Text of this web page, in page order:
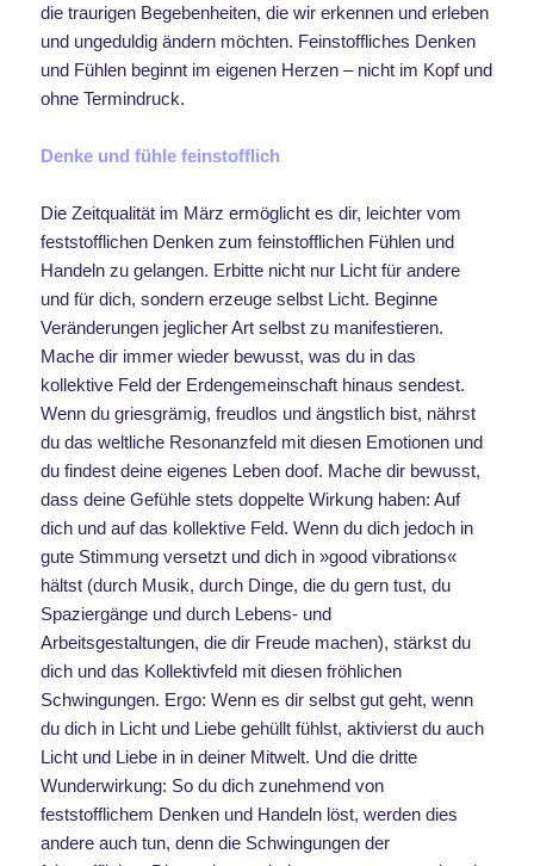
die traurigen Begebenheiten, die wir erkennen und erleben
und ungeduldig ändern möchten. Feinstoffliches Denken
und Fühlen beginnt im eigenen Herzen – nicht im Kopf und
ohne Termindruck.
Denke und fühle feinstofflich
Die Zeitqualität im März ermöglicht es dir, leichter vom
feststofflichen Denken zum feinstofflichen Fühlen und
Handeln zu gelangen. Erbitte nicht nur Licht für andere
und für dich, sondern erzeuge selbst Licht. Beginne
Veränderungen jeglicher Art selbst zu manifestieren.
Mache dir immer wieder bewusst, was du in das
kollektive Feld der Erdengemeinschaft hinaus sendest.
Wenn du griesgrämig, freudlos und ängstlich bist, nährst
du das weltliche Resonanzfeld mit diesen Emotionen und
du findest deine eigenes Leben doof. Mache dir bewusst,
dass deine Gefühle stets doppelte Wirkung haben: Auf
dich und auf das kollektive Feld. Wenn du dich jedoch in
gute Stimmung versetzt und dich in »good vibrations«
hältst (durch Musik, durch Dinge, die du gern tust, du
Spaziergänge und durch Lebens- und
Arbeitsgestaltungen, die dir Freude machen), stärkst du
dich und das Kollektivfeld mit diesen fröhlichen
Schwingungen. Ergo: Wenn es dir selbst gut geht, wenn
du dich in Licht und Liebe gehüllt fühlst, aktivierst du auch
Licht und Liebe in in deiner Mitwelt. Und die dritte
Wunderwirkung: So du dich zunehmend von
feststofflichem Denken und Handeln löst, werden dies
andere auch tun, denn die Schwingungen der